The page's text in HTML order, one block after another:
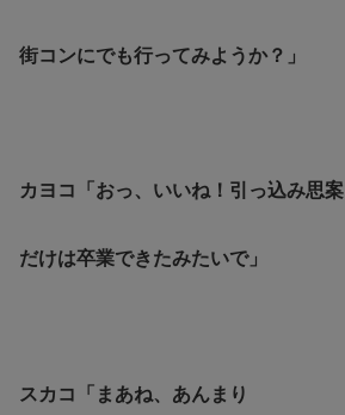
街コンにでも行ってみようか？」
カヨコ「おっ、いいね！引っ込み思案
だけは卒業できたみたいで」
スカコ「まあね、あんまり